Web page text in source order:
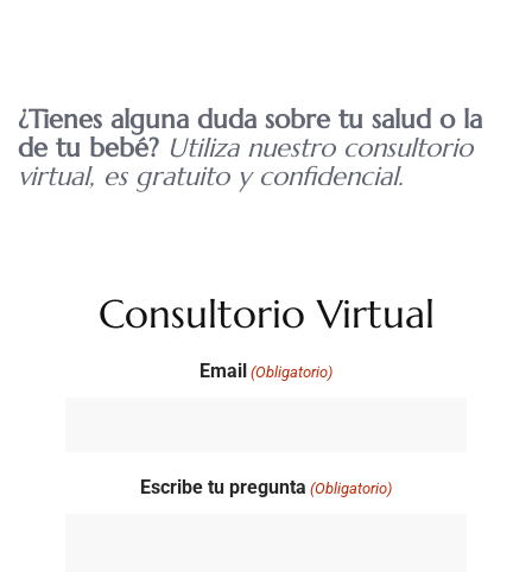
¿Tienes alguna duda sobre tu salud o la
de tu bebé? Utiliza nuestro consultorio
virtual, es gratuito y confidencial.
Consultorio Virtual
Email (Obligatorio)
Escribe tu pregunta (Obligatorio)